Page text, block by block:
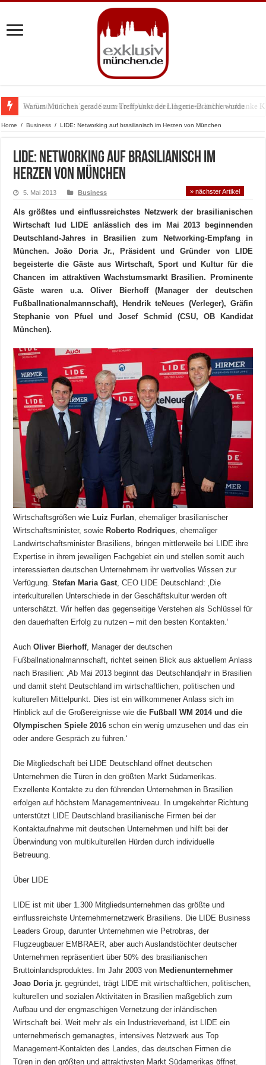
Warum München gerade zum Treffpunkt der Lingerie-Branche wurde
Home / Business / LIDE: Networking auf brasilianisch im Herzen von München
LIDE: Networking auf brasilianisch im
Herzen von München
5. Mai 2013 Business » nächster Artikel
Als größtes und einflussreichstes Netzwerk der brasilianischen
Wirtschaft lud LIDE anlässlich des im Mai 2013 beginnenden
Deutschland-Jahres in Brasilien zum Networking-Empfang in
München. João Doria Jr., Präsident und Gründer von LIDE
begeisterte die Gäste aus Wirtschaft, Sport und Kultur für die
Chancen im attraktiven Wachstumsmarkt Brasilien. Prominente
Gäste waren u.a. Oliver Bierhoff (Manager der deutschen
Fußballnationalmannschaft), Hendrik teNeues (Verleger), Gräfin
Stephanie von Pfuel und Josef Schmid (CSU, OB Kandidat
München).
Wirtschaftsgrößen wie Luiz Furlan, ehemaliger brasilianischer
Wirtschaftsminister, sowie Roberto Rodriques, ehemaliger
Landwirtschaftsminister Brasiliens, bringen mittlerweile bei LIDE ihre
Expertise in ihrem jeweiligen Fachgebiet ein und stellen somit auch
interessierten deutschen Unternehmern ihr wertvolles Wissen zur
Verfügung.Stefan Maria Gast, CEO LIDE Deutschland: ‚Die
interkulturellen Unterschiede in der Geschäftskultur werden oft
unterschätzt. Wir helfen das gegenseitige Verstehen als Schlüssel für
den dauerhaften Erfolg zu nutzen – mit den besten Kontakten.‘
AuchOliver Bierhoff, Manager der deutschen
Fußballnationalmannschaft, richtet seinen Blick aus aktuellem Anlass
nach Brasilien: ‚Ab Mai 2013 beginnt das Deutschlandjahr in Brasilien
und damit steht Deutschland im wirtschaftlichen, politischen und
kulturellen Mittelpunkt. Dies ist ein willkommener Anlass sich im
Hinblick auf die Großereignisse wie die Fußball WM 2014 und die
Olympischen Spiele 2016 schon ein wenig umzusehen und das ein
oder andere Gespräch zu führen.‘
Die Mitgliedschaft bei LIDE Deutschland öffnet deutschen
Unternehmen die Türen in den größten Markt Südamerikas.
Exzellente Kontakte zu den führenden Unternehmen in Brasilien
erfolgen auf höchstem Managementniveau. In umgekehrter Richtung
unterstützt LIDE Deutschland brasilianische Firmen bei der
Kontaktaufnahme mit deutschen Unternehmen und hilft bei der
Überwindung von multikulturellen Hürden durch individuelle
Betreuung.
Über LIDE
LIDE ist mit über 1.300 Mitgliedsunternehmen das größte und
einflussreichste Unternehmernetzwerk Brasiliens. Die LIDE Business
Leaders Group, darunter Unternehmen wie Petrobras, der
Flugzeugbauer EMBRAER, aber auch Auslandstöchter deutscher
Unternehmen repräsentiert über 50% des brasilianischen
Bruttoinlandsproduktes. Im Jahr 2003 von Medienunternehmer
Joao Doria jr. gegründet, trägt LIDE mit wirtschaftlichen, politischen,
kulturellen und sozialen Aktivitäten in Brasilien maßgeblich zum
Aufbau und der engmaschigen Vernetzung der inländischen
Wirtschaft bei. Weit mehr als ein Industrieverband, ist LIDE ein
unternehmerisch gemanagtes, intensives Netzwerk aus Top
Management-Kontakten des Landes, das deutschen Firmen die
Türen in den größten und attraktivsten Markt Südamerikas öffnet.